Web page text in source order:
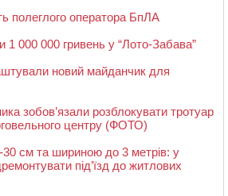
полеглого оператора БпЛА
1 000 000 гривень у “Лото-Забава”
новий майданчик для
зобов’язали розблокувати тротуар
центру (ФОТО)
см та шириною до 3 метрів: у
під’їзд до житлових